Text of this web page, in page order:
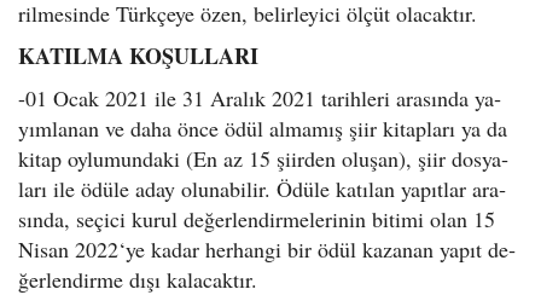
ril­me­sin­de Türk­çe­ye özen, be­lir­le­yi­ci ölçüt ola­cak­tır.
KA­TIL­MA KO­ŞUL­LA­RI
-01 Ocak 2021 ile 31 Ara­lık 2021 ta­rih­le­ri ara­sın­da ya­
yım­la­nan ve daha önce ödül al­ma­mış şiir ki­tap­la­rı ya da
kitap oy­lu­mun­da­ki (En az 15 şi­ir­den olu­şan), şiir dos­ya­
la­rı ile ödüle aday olu­na­bi­lir. Ödüle ka­tı­lan ya­pıt­lar ara­
sın­da, se­çi­ci kurul de­ğer­len­dir­me­le­ri­nin bi­ti­mi olan 15
Nisan 2022‘ye kadar her­han­gi bir ödül ka­za­nan yapıt de­
ğer­len­dir­me dışı ka­la­cak­tır.